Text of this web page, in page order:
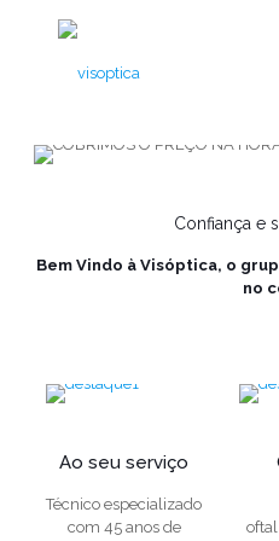
Confiança e
Bem Vindo à Visóptica, o
no
Ao seu serviço
Técnico especializado
com 45 anos de